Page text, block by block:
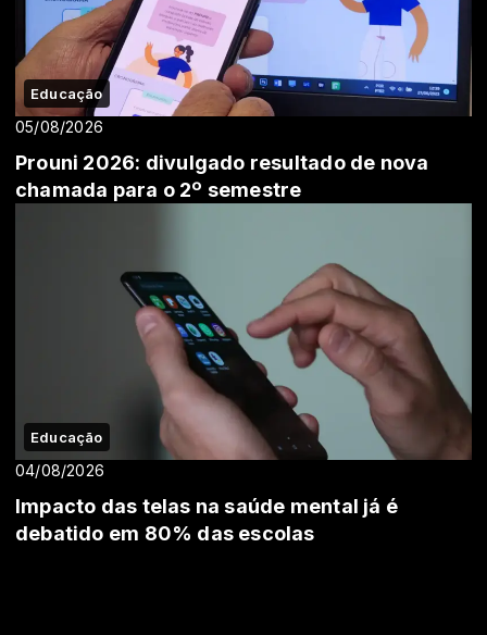
Educação
05/08/2026
Prouni 2026: divulgado resultado de nova
chamada para o 2º semestre
Educação
04/08/2026
Impacto das telas na saúde mental já é
debatido em 80% das escolas